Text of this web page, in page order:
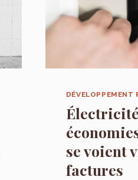
DÉVELOPPEMENT
se voient
factures